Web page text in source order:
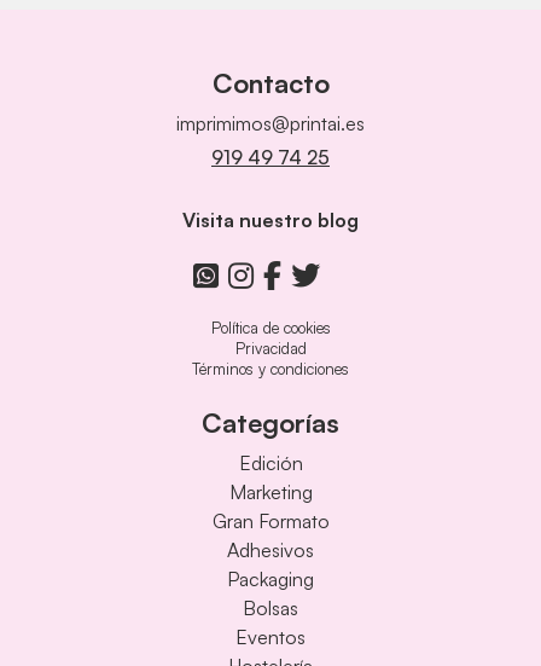
Contacto
imprimimos@printai.es
919 49 74 25
Visita nuestro blog
Política de cookies
Privacidad
Términos y condiciones
Categorías
Edición
Marketing
Gran Formato
Adhesivos
Packaging
Bolsas
Eventos